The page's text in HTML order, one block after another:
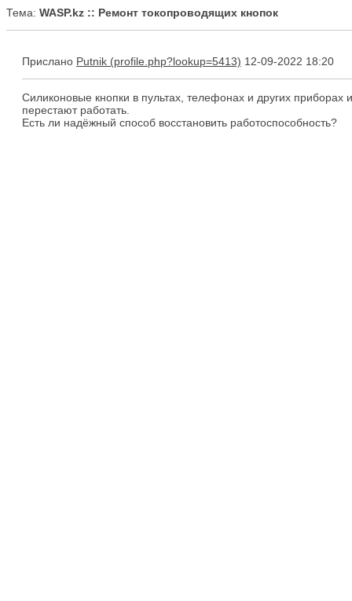
Тема: WASP.kz :: Ремонт токопроводящих кнопок
Прислано Putnik 12-09-2022 18:20
Силиконовые кнопки в пультах, телефонах и других
перестают работать.
Есть ли надёжный способ восстановить работоспособность?